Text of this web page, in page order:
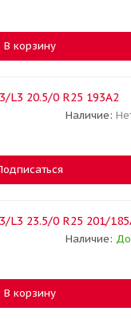
В корзину
L3 20.5/0 R25 193A2
Наличие:
L3 23.5/0 R25 201/
Наличие:
В корзину